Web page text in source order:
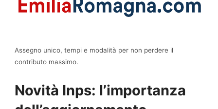
Assegno unico, tempi e modalità per non perdere il
contributo massimo.
Novità Inps: l’importanza